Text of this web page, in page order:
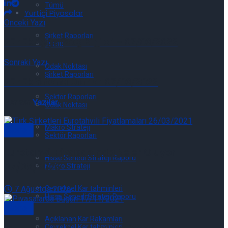
Tümü
Şirket Raporları
Odak Noktası
Sektör Raporları
Makro Strateji
Hisse Senedi Strateji Raporu
Çeyreksel Kar tahminleri
Açıklanan Kar Rakamları
Yurtiçi Piyasalar
Tümü
Şirket Raporları
Odak Noktası
Sektör Raporları
Makro Strateji
Hisse Senedi Strateji Raporu
Önceki Yazı
Günlük Açığa Satış Bilgileri – 07/03/2022
Sonraki Yazı
Yazılar
Eurotahvil Piyasasında Neler Oluyor
07/08/2026
7 Ağustos 2026